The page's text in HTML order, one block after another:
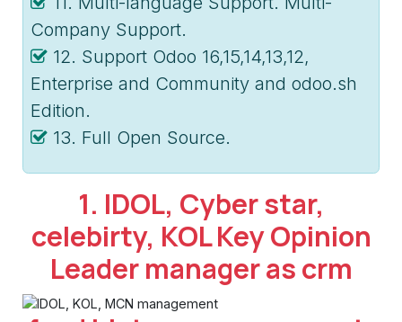
Company Support.
12. Support Odoo 16,15,14,13,12,
Enterprise and Community and odoo.sh
Edition.
13. Full Open Source.
1. IDOL, Cyber star,
celebirty, KOL Key Opinion
Leader manager as crm